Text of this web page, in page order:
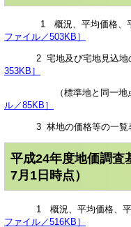
1 概況、平均価格、平
ファイル／503KB］
2 宅地及び宅地見込地
353KB］
（標準地と同一地点
ル／85KB］
3 林地の価格等の
平成24年度地価調査
7月1日時点）
1 概況、平均価格、平
ファイル／516KB］